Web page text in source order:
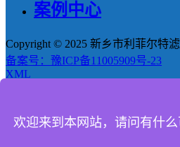
案例中心
Copyright © 2025 新乡市利菲尔特
备案号：豫ICP备11005909号-23
XML
产品
欢迎来到本网站，请问有什么